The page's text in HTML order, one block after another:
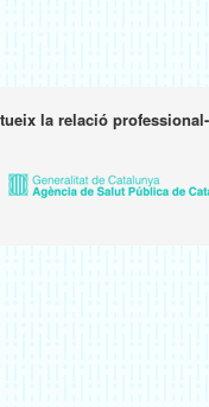
la relació